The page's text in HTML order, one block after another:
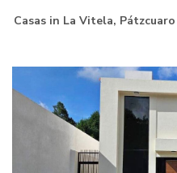
Casas in La Vitela, Pátzcuaro